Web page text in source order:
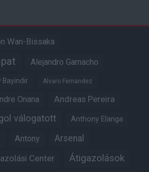
Wan-Bissaka
Alejandro Garnacho
Bayindir Alvaro Fernandez
Onana Andreas Pereira
válogatott Anthony Elanga
Antony Arsenal
Center Átigazolások